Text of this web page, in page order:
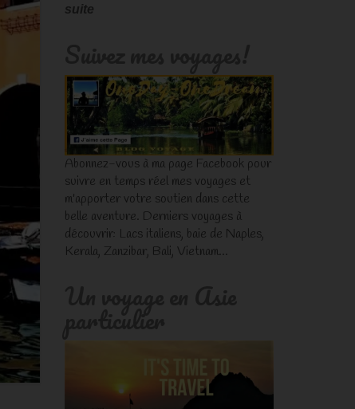
suite
Abonnez-vous à ma page Facebook pour
suivre en temps réel mes voyages et
m'apporter votre soutien dans cette
belle aventure. Derniers voyages à
découvrir: Lacs italiens, baie de Naples,
Kerala, Zanzibar, Bali, Vietnam...